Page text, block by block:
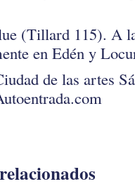
(Tillard 115). A
en Edén y
de las artes